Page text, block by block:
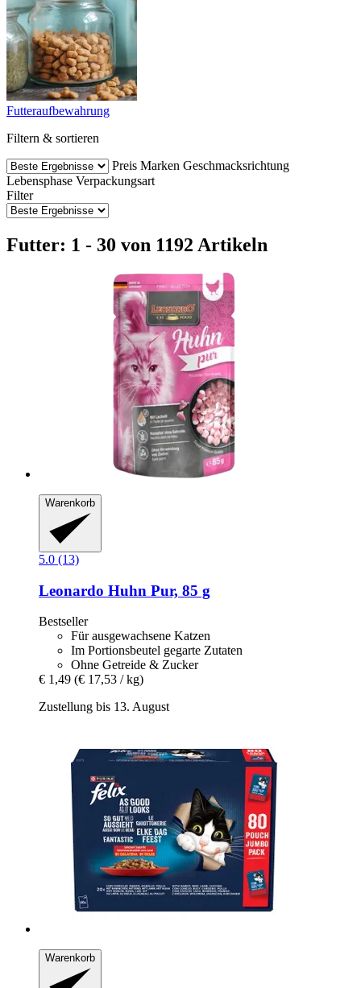
Futteraufbewahrung
Filtern & sortieren
Preis Marken Geschmacksrichtung
Lebensphase Verpackungsart
Filter
Futter: 1 - 30 von 1192 Artikeln
Warenkorb
5.0 (13)
Leonardo Huhn Pur, 85 g
Bestseller
Für ausgewachsene Katzen
Im Portionsbeutel gegarte Zutaten
Ohne Getreide & Zucker
€ 1,49 (€ 17,53 / kg)
Zustellung bis 13. August
Warenkorb